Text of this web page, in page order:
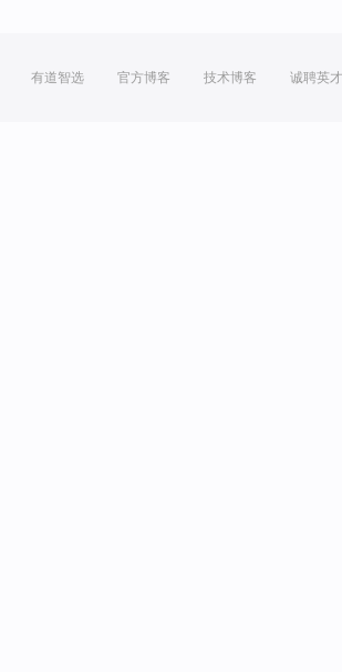
有道智选 官方博客 技术博客 诚聘英才